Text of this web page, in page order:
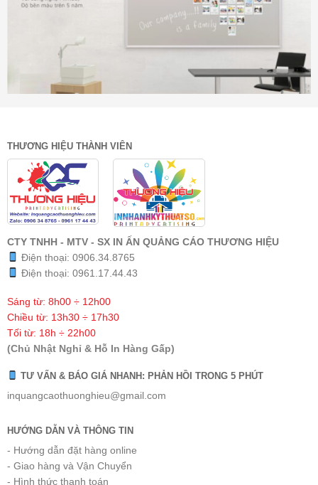
THƯƠNG HIỆU THÀNH VIÊN
CTY TNHH - MTV - SX IN ẤN QUẢNG CÁO THƯƠNG HIỆU
Điện thoại: 0906.34.8765
Điện thoại: 0961.17.44.43
Sáng từ: 8h00 ÷ 12h00
Chiều từ: 13h30 ÷ 17h30
Tối từ: 18h ÷ 22h00
(Chủ Nhật Nghỉ & Hỗ In Hàng Gấp)
TƯ VẤN & BÁO GIÁ NHANH: PHẢN HỒI TRONG 5 PHÚT
inquangcaothuonghieu@gmail.com
HƯỚNG DẪN VÀ THÔNG TIN
- Hướng dẫn đặt hàng online
- Giao hàng và Vận Chuyển
- Hình thức thanh toán